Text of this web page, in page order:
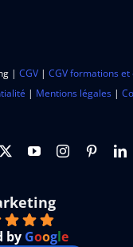
| CGV| CGV formations
| Mentions légales|
by Google